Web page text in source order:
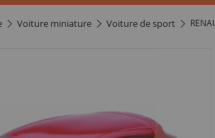
voiture miniature voiture de sport